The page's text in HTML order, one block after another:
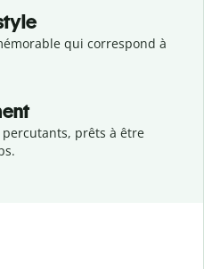
qui correspond à
prêts à être